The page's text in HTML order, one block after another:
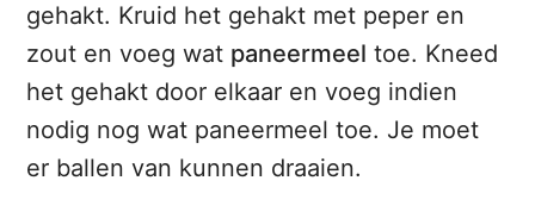
gehakt. Kruid het gehakt met peper en
zout en voeg wat paneermeel toe. Kneed
het gehakt door elkaar en voeg indien
nodig nog wat paneermeel toe. Je moet
er ballen van kunnen draaien.